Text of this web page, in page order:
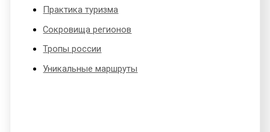
Практика туризма
Сокровища регионов
Тропы россии
Уникальные маршруты